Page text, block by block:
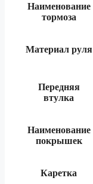
Наименование
тормоза
Материал руля
Передняя
втулка
Наименование
покрышек
Каретка